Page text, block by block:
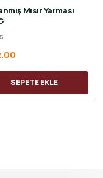
Mısır Yarması
SEPETE EKLE